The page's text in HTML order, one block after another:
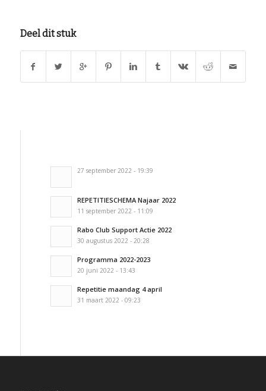
Deel dit stuk
27 september 2022 - 19:39
REPETITIESCHEMA Najaar 2022
11 september 2022 - 11:09
Rabo Club Support Actie 2022
30 augustus 2022 - 20:28
Programma 2022-2023
20 juni 2022 - 13:43
Repetitie maandag 4 april
31 maart 2022 - 09:23